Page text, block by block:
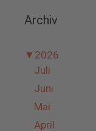
Archiv
▼ 2026
Juli
Juni
Mai
April